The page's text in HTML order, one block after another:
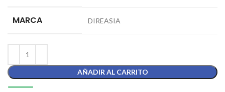
MARCA DIREASIA
AÑADIR AL CARRITO